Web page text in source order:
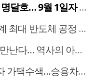
9월 1일자 181명 인사
제조 기업 ASML 한종호 매니저
의 아픔 치유, '평화의 장'
…승용차 압류·공매 착수